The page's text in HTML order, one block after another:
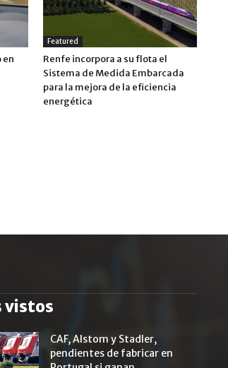
en
Featured
Renfe incorpora a su flota el
Sistema de Medida Embarcada
para la mejora de la eficiencia
energética
vistos
CAF, Alstom y Stadler,
pendientes de fabricar en